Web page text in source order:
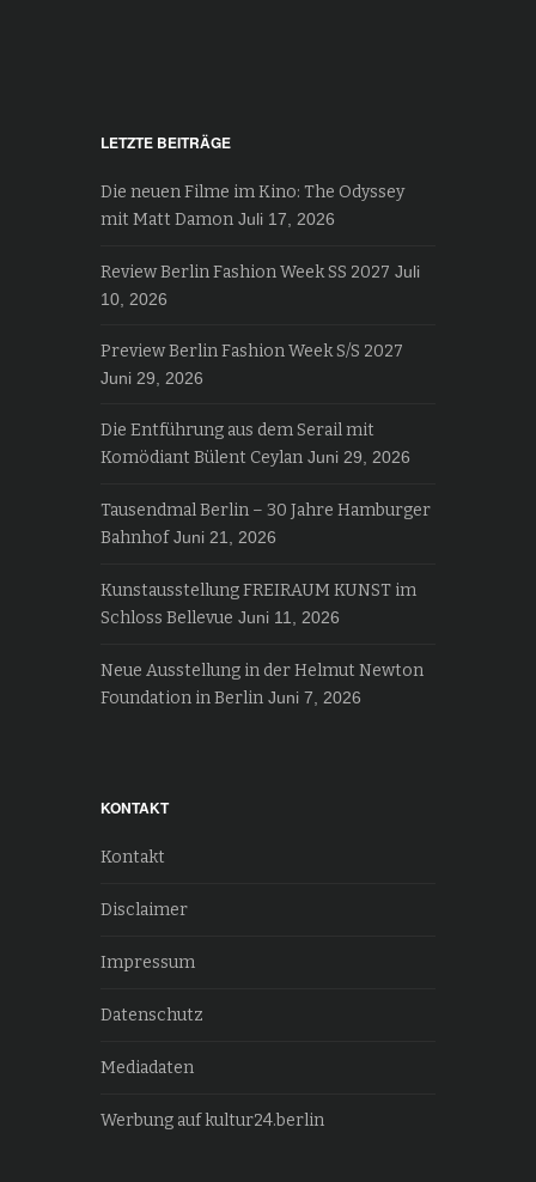
LETZTE BEITRÄGE
Die neuen Filme im Kino: The Odyssey
mit Matt Damon Juli 17, 2026
Review Berlin Fashion Week SS 2027 Juli
10, 2026
Preview Berlin Fashion Week S/S 2027
Juni 29, 2026
Die Entführung aus dem Serail mit
Komödiant Bülent Ceylan Juni 29, 2026
Tausendmal Berlin – 30 Jahre Hamburger
Bahnhof Juni 21, 2026
Kunstausstellung FREIRAUM KUNST im
Schloss Bellevue Juni 11, 2026
Neue Ausstellung in der Helmut Newton
Foundation in Berlin Juni 7, 2026
KONTAKT
Kontakt
Disclaimer
Impressum
Datenschutz
Mediadaten
Werbung auf kultur24.berlin